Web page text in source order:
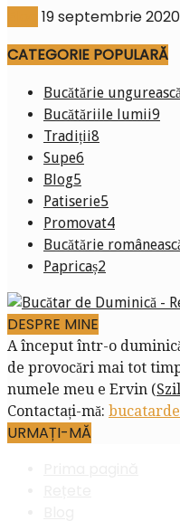
19 septembrie 2020
CATEGORIE POPULARĂ
Bucătărie
Bucătăriile lumii9
Tradiții8
Supe6
Blog5
Patiserie5
Promovat4
Bucătărie
Papricaș2
DESPRE MINE
A început într-o
de provocări mai tot
numele meu e Ervin (
Contactați-mă:
URMAȚI-MĂ